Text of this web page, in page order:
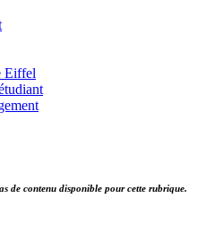
Eiffel
de contenu disponible pour cette rubrique.